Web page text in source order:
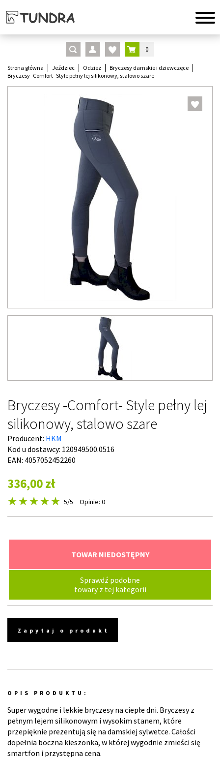
0
Strona główna Jeździec Odzież
Bryczesy damskie i dziewczęce
Bryczesy -Comfort- Style pełny lej silikonowy, stalowo szare
Bryczesy -Comfort- Style pełny lej
silikonowy, stalowo szare
Producent: HKM
Kod u dostawcy: 120949500.0516
EAN: 4057052452260
336,00 zł
5/5 Opinie: 0
TOWAR NIEDOSTĘPNY
Sprawdź podobne
towary z tej kategorii
Zapytaj o produkt
OPIS PRODUKTU:
Super wygodne i lekkie bryczesy na ciepłe dni. Bryczesy z
pełnym lejem silikonowym i wysokim stanem, które
przepięknie prezentują się na damskiej sylwetce. Całości
dopełnia boczna kieszonka, w której wygodnie zmieści się
smartfon i przystępna cena.